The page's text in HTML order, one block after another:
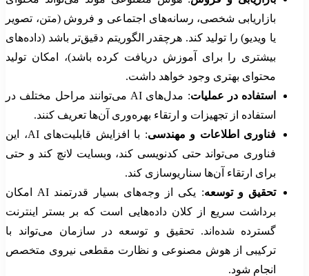
بازاریابی شخصی، رسانه‌های اجتماعی و فروش (متن، تصویر
یا ویدیو) را تولید کند. هرچقدر الگوریتم دقیق‌تر باشد (داده‌های
بیشتری را برای آموزش دریافت کرده باشد)، امکان تولید
محتوای بهتری وجود خواهد داشت.
استفاده در عملیات
: مدل‌های AI می‌توانند مراحل مختلف در
استفاده از تجهیزات و ارتقاء بهره‌وری آن‌ها تعریف کنند.
فناوری اطلاعات و مهندسی
: با افزایش قابلیت‌های AI، این
فناوری می‌تواند حتی کدنویسی کند، وبسایت لانچ کند و حتی
برای ارتقاء آن‌ها سناریوسازی کند.
تحقیق و توسعه
: یکی از وجه‌های بسیار قدرتمند AI امکان
برداشت سریع از کلان‌ داده‌هایی است که بر بستر اینترنت
گسترده شده‌اند. تحقیق و توسعه‌ در سازمان می‌تواند با
ترکیبی از هوش مصنوعی و نظارت مقطعی نیروی متخصص
انجام شود.